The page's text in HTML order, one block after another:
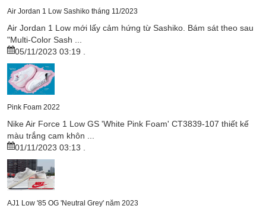
Air Jordan 1 Low Sashiko tháng 11/2023
Air Jordan 1 Low mới lấy cảm hứng từ Sashiko. Bám sát theo sau
"Multi-Color Sash ...
05/11/2023 03:19
Pink Foam 2022
Nike Air Force 1 Low GS 'White Pink Foam' CT3839-107 thiết kế
màu trắng cam khôn ...
01/11/2023 03:13
AJ1 Low '85 OG 'Neutral Grey' năm 2023